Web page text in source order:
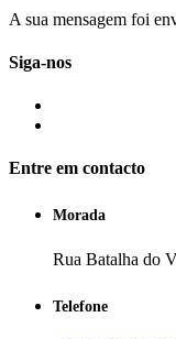
A sua mensagem foi
Siga-nos
Entre em contacto
Morada
Rua Batalha do
Telefone